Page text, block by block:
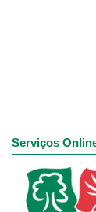
Serviços